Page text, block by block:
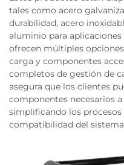
tales como acero
durabilidad, acero
aluminio para
ofrecen múltiples
carga y componentes
completos de gestión de
asegura que los clientes
componentes necesarios
simplificando los
compatibilidad del